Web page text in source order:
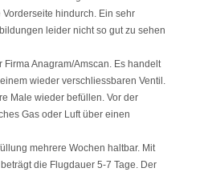
hindurch. Ein sehr
leider nicht so gut zu sehen
Anagram/Amscan. Es handelt
wieder verschliessbaren Ventil.
Male wieder befüllen. Vor der
Gas oder Luft über einen
mehrere Wochen haltbar. Mit
die Flugdauer 5-7 Tage. Der